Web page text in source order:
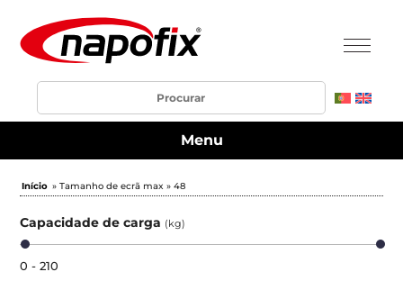
Menu
Início » Tamanho de ecrã max » 48
Capacidade de carga (kg)
0 - 210